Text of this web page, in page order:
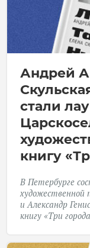
Андрей
стали
книгу
В Петербурге
художественной
и Александр
книгу «Три